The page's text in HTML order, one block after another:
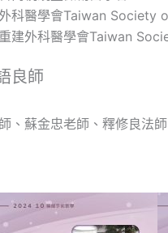
科醫學會Taiwan Society
建外科醫學會Taiwan
良師
、蘇金忠老師、釋修良法